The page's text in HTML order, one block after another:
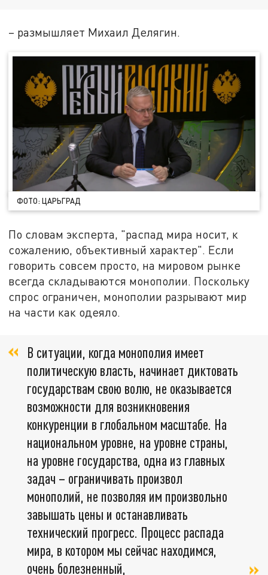
– размышляет Михаил Делягин.
ФОТО: ЦАРЬГРАД
По словам эксперта, "распад мира носит, к
сожалению, объективный характер". Если
говорить совсем просто, на мировом рынке
всегда складываются монополии. Поскольку
спрос ограничен, монополии разрывают мир
на части как одеяло.
В ситуации, когда монополия имеет
политическую власть, начинает диктовать
государствам свою волю, не оказывается
возможности для возникновения
конкуренции в глобальном масштабе. На
национальном уровне, на уровне страны,
на уровне государства, одна из главных
задач – ограничивать произвол
монополий, не позволяя им произвольно
завышать цены и останавливать
технический прогресс. Процесс распада
мира, в котором мы сейчас находимся,
очень болезненный,